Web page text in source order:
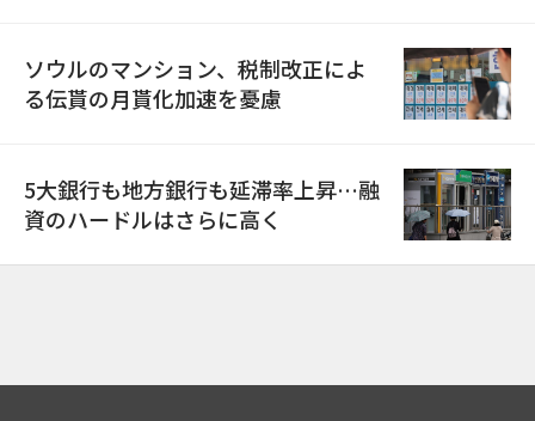
ソウルのマンション、税制改正によ
る伝貰の月貰化加速を憂慮
5大銀行も地方銀行も延滞率上昇…融
資のハードルはさらに高く